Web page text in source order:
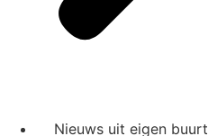
Nieuws uit eigen buurt